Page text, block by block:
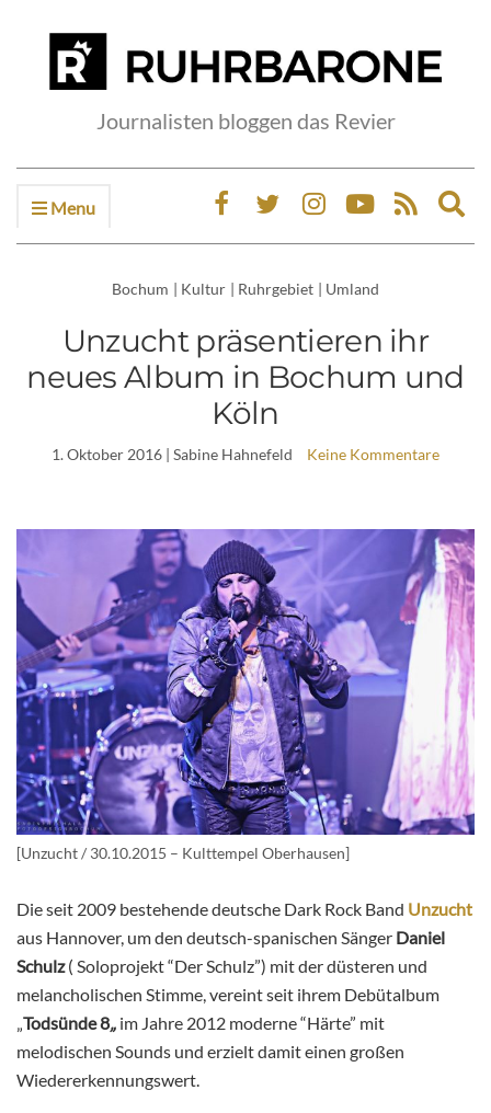
Journalisten bloggen das Revier
Menu
Bochum | Kultur | Ruhrgebiet | Umland
Unzucht präsentieren ihr
neues Album in Bochum und
Köln
1. Oktober 2016 | Sabine Hahnefeld Keine Kommentare
[Unzucht / 30.10.2015 – Kulttempel Oberhausen]
Die seit 2009 bestehende deutsche Dark Rock Band Unzucht
aus Hannover, um den deutsch-spanischen Sänger Daniel
Schulz( Soloprojekt “Der Schulz”) mit der düsteren und
melancholischen Stimme, vereint seit ihrem Debütalbum
„Todsünde 8„ im Jahre 2012 moderne “Härte” mit
melodischen Sounds und erzielt damit einen großen
Wiedererkennungswert.